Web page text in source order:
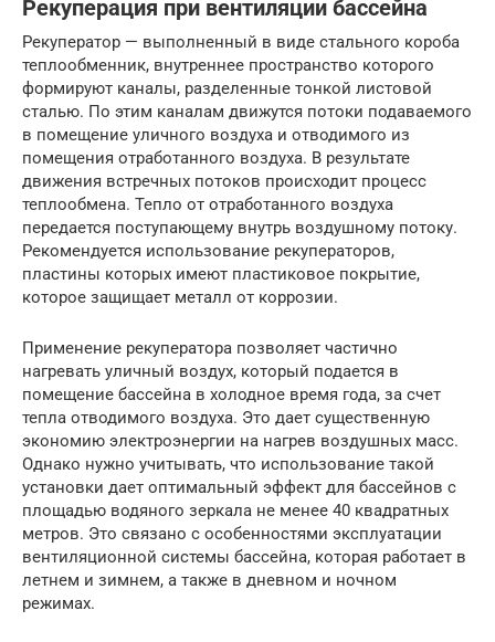
Рекуперация при вентиляции бассейна
Рекуператор — выполненный в виде стального короба
теплообменник, внутреннее пространство которого
формируют каналы, разделенные тонкой листовой
сталью. По этим каналам движутся потоки подаваемого
в помещение уличного воздуха и отводимого из
помещения отработанного воздуха. В результате
движения встречных потоков происходит процесс
теплообмена. Тепло от отработанного воздуха
передается поступающему внутрь воздушному потоку.
Рекомендуется использование рекуператоров,
пластины которых имеют пластиковое покрытие,
которое защищает металл от коррозии.
Применение рекуператора позволяет частично
нагревать уличный воздух, который подается в
помещение бассейна в холодное время года, за счет
тепла отводимого воздуха. Это дает существенную
экономию электроэнергии на нагрев воздушных масс.
Однако нужно учитывать, что использование такой
установки дает оптимальный эффект для бассейнов с
площадью водяного зеркала не менее 40 квадратных
метров. Это связано с особенностями эксплуатации
вентиляционной системы бассейна, которая работает в
летнем и зимнем, а также в дневном и ночном
режимах.